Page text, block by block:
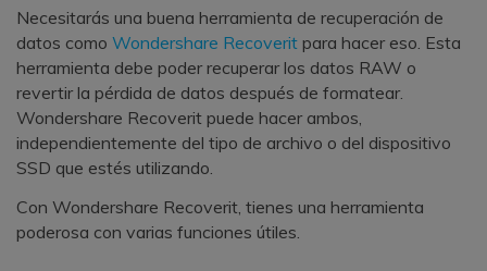
Necesitarás una buena herramienta de recuperación de
datos como Wondershare Recoverit para hacer eso. Esta
herramienta debe poder recuperar los datos RAW o
revertir la pérdida de datos después de formatear.
Wondershare Recoverit puede hacer ambos,
independientemente del tipo de archivo o del dispositivo
SSD que estés utilizando.
Con Wondershare Recoverit, tienes una herramienta
poderosa con varias funciones útiles.